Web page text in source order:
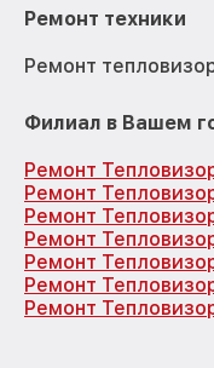
Ремонт техники
Ремонт
Филиал в Вашем
Ремонт
Ремонт
Ремонт
Ремонт
Ремонт
Ремонт
Ремонт